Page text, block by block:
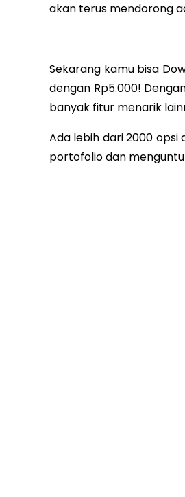
akan terus mendorong
Sekarang kamu bisa
dengan Rp5.000!
banyak fitur menarik
Ada lebih dari 2000
portofolio dan